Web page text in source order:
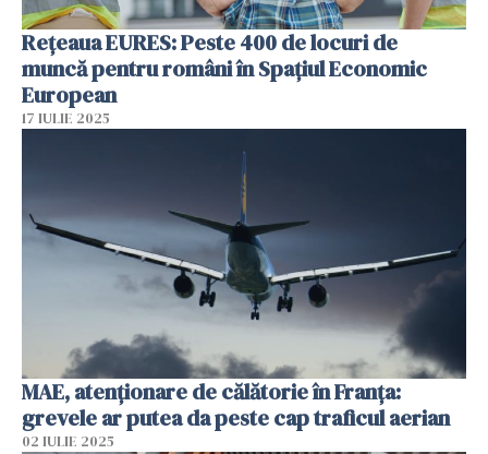
Rețeaua EURES: Peste 400 de locuri de
muncă pentru români în Spațiul Economic
European
17 IULIE 2025
MAE, atenţionare de călătorie în Franţa:
grevele ar putea da peste cap traficul aerian
02 IULIE 2025